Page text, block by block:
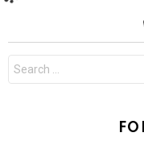
เครื่องมือไฟฟ้า
เลื่อยสายพานนิยม